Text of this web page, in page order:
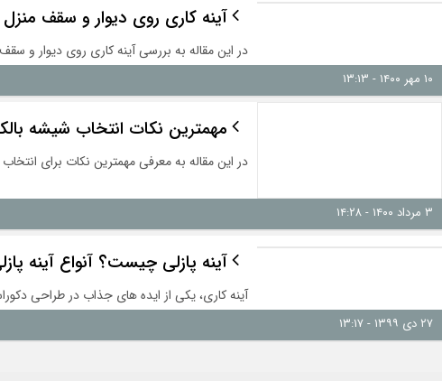
آینه کاری روی دیوار و سقف
مهمترین نکات انتخاب شیشه
آینه پازلی چیست؟ آنواع آینه